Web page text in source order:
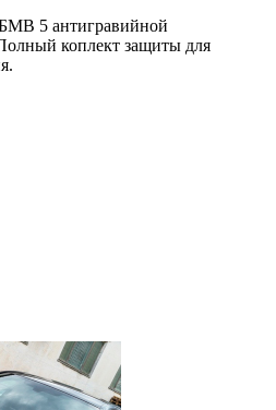
5 антигравийной
коплект защиты для